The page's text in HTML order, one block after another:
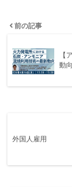
前の記事
【
動
外国人雇用